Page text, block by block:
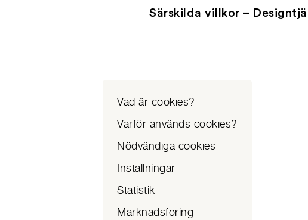
Särskilda villkor –
Vad är cookies?
Varför används cookies?
Nödvändiga cookies
Inställningar
Statistik
Marknadsföring